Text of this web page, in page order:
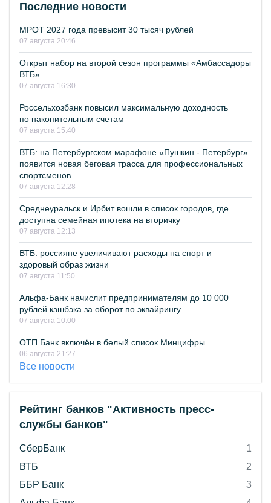
Последние новости
МРОТ 2027 года превысит 30 тысяч рублей
07 августа 20:46
Открыт набор на второй сезон программы «Амбассадоры
ВТБ»
07 августа 16:30
Россельхозбанк повысил максимальную доходность
по накопительным счетам
07 августа 15:40
ВТБ: на Петербургском марафоне «Пушкин - Петербург»
появится новая беговая трасса для профессиональных
спортсменов
07 августа 12:28
Среднеуральск и Ирбит вошли в список городов, где
доступна семейная ипотека на вторичку
07 августа 12:13
ВТБ: россияне увеличивают расходы на спорт и
здоровый образ жизни
07 августа 11:50
Альфа-Банк начислит предпринимателям до 10 000
рублей кэшбэка за оборот по эквайрингу
07 августа 10:00
ОТП Банк включён в белый список Минцифры
06 августа 21:27
Все новости
Рейтинг банков "Активность пресс-
службы банков"
СберБанк
1
ВТБ
2
ББР Банк
3